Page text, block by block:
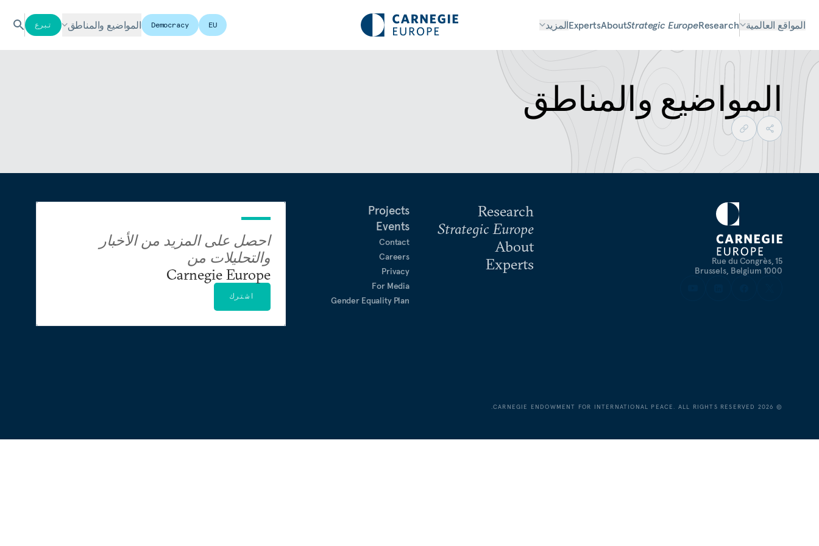
المواقع العالمية Research
Strategic Europe
About
Expertsالمزيد EU
Democracy المواضيع والمناطق تبرع
المواضيع والمناطق
Rue du Congrès, 15
1000 Brussels, Belgium
Research
Strategic Europe
About
Experts
Projects
Events
Contact
Careers
Privacy
For Media
Gender Equality Plan
احصل على المزيد من الأخبار
والتحليلات من
Carnegie Europe
اشترك
©
2026
CARNEGIE ENDOWMENT FOR INTERNATIONAL PEACE. ALL RIGHTS RESERVED.